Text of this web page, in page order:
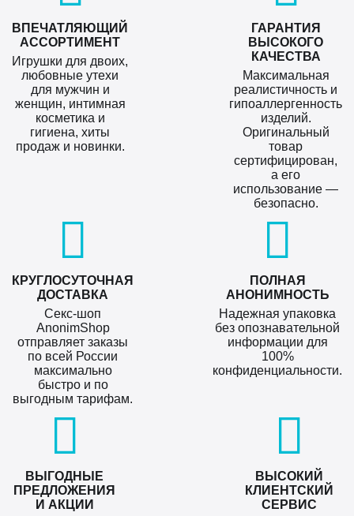
ВПЕЧАТЛЯЮЩИЙ
АССОРТИМЕНТ
Игрушки для двоих,
любовные утехи
для мужчин и
женщин, интимная
косметика и
гигиена, хиты
продаж и новинки.
ГАРАНТИЯ
ВЫСОКОГО
КАЧЕСТВА
Максимальная
реалистичность и
гипоаллергенность
изделий.
Оригинальный
товар
сертифицирован,
а его
использование —
безопасно.
КРУГЛОСУТОЧНАЯ
ДОСТАВКА
Секс-шоп
AnonimShop
отправляет заказы
по всей России
максимально
быстро и по
выгодным тарифам.
ПОЛНАЯ
АНОНИМНОСТЬ
Надежная упаковка
без опознавательной
информации для
100%
конфиденциальности.
ВЫГОДНЫЕ
ПРЕДЛОЖЕНИЯ
И АКЦИИ
ВЫСОКИЙ
КЛИЕНТСКИЙ
СЕРВИС